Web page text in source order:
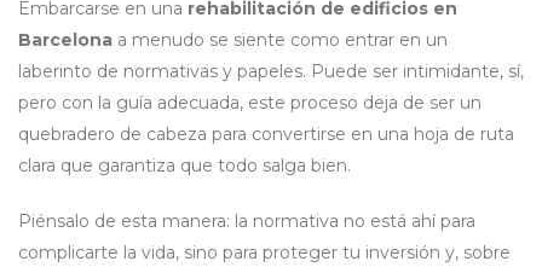
Embarcarse en una rehabilitación de edificios en
Barcelona a menudo se siente como entrar en un
laberinto de normativas y papeles. Puede ser intimidante, sí,
pero con la guía adecuada, este proceso deja de ser un
quebradero de cabeza para convertirse en una hoja de ruta
clara que garantiza que todo salga bien.
Piénsalo de esta manera: la normativa no está ahí para
complicarte la vida, sino para proteger tu inversión y, sobre